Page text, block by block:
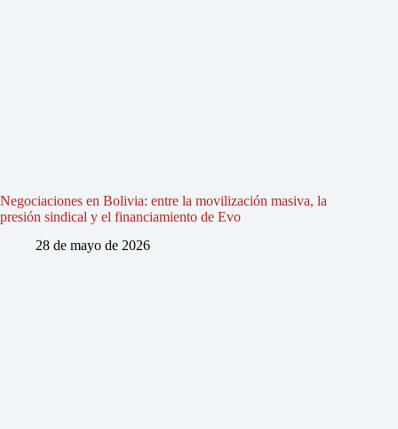
Negociaciones en Bolivia: entre la movilización masiva, la
presión sindical y el financiamiento de Evo
28 de mayo de 2026